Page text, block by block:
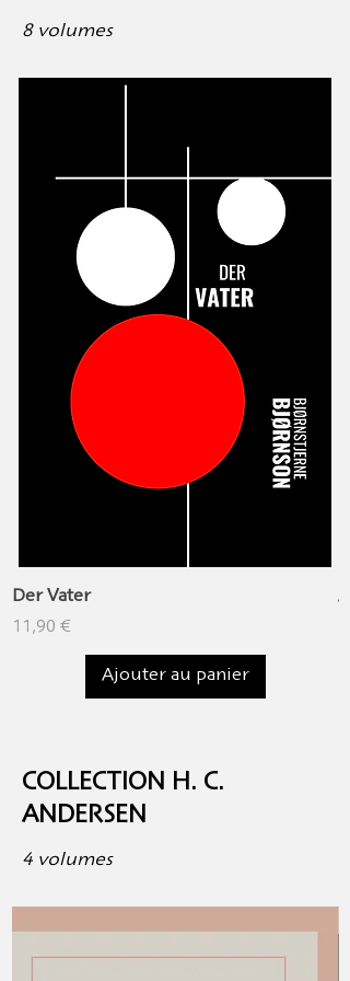
8 volumes
Der Vater
Prix
11,90 €
Ajouter au panier
COLLECTION H. C.
ANDERSEN
4 volumes